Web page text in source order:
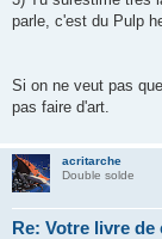
parle, c'est du Pulp
Si on ne veut pas
pas faire d'art.
acritarche
Double solde
Re: Votre livre de